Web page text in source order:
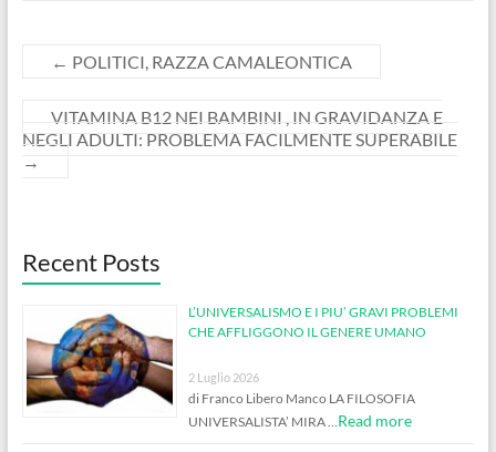
← POLITICI, RAZZA CAMALEONTICA
VITAMINA B12 NEI BAMBINI , IN GRAVIDANZA E
NEGLI ADULTI: PROBLEMA FACILMENTE SUPERABILE
→
Recent Posts
L’UNIVERSALISMO E I PIU’ GRAVI PROBLEMI
CHE AFFLIGGONO IL GENERE UMANO
2 Luglio 2026
di Franco Libero Manco LA FILOSOFIA
UNIVERSALISTA’ MIRA … Read more